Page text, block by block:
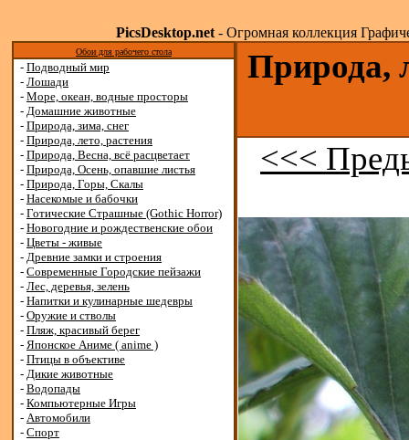
PicsDesktop.net- Огромная коллекция
Обои для рабочего стола
- Подводный мир
- Лошади
- Море, океан, водные просторы
- Домашние животные
- Природа, зима, снег
- Природа, лето, растения
- Природа, Весна, всё расцветает
- Природа, Осень, опавшие листья
- Природа, Горы, Скалы
- Насекомые и бабочки
- Готические Страшные (Gothic Horror)
- Новогодние и рождественские обои
- Цветы - живые
- Древние замки и строения
- Современные Городские пейзажи
- Лес, деревья, зелень
- Напитки и кулинарные шедевры
- Оружие и стволы
- Пляж, красивый берег
- Японское Аниме ( anime )
- Птицы в объективе
- Дикие животные
- Водопады
- Компьютерные Игры
- Автомобили
- Спорт
Природа,
<<<